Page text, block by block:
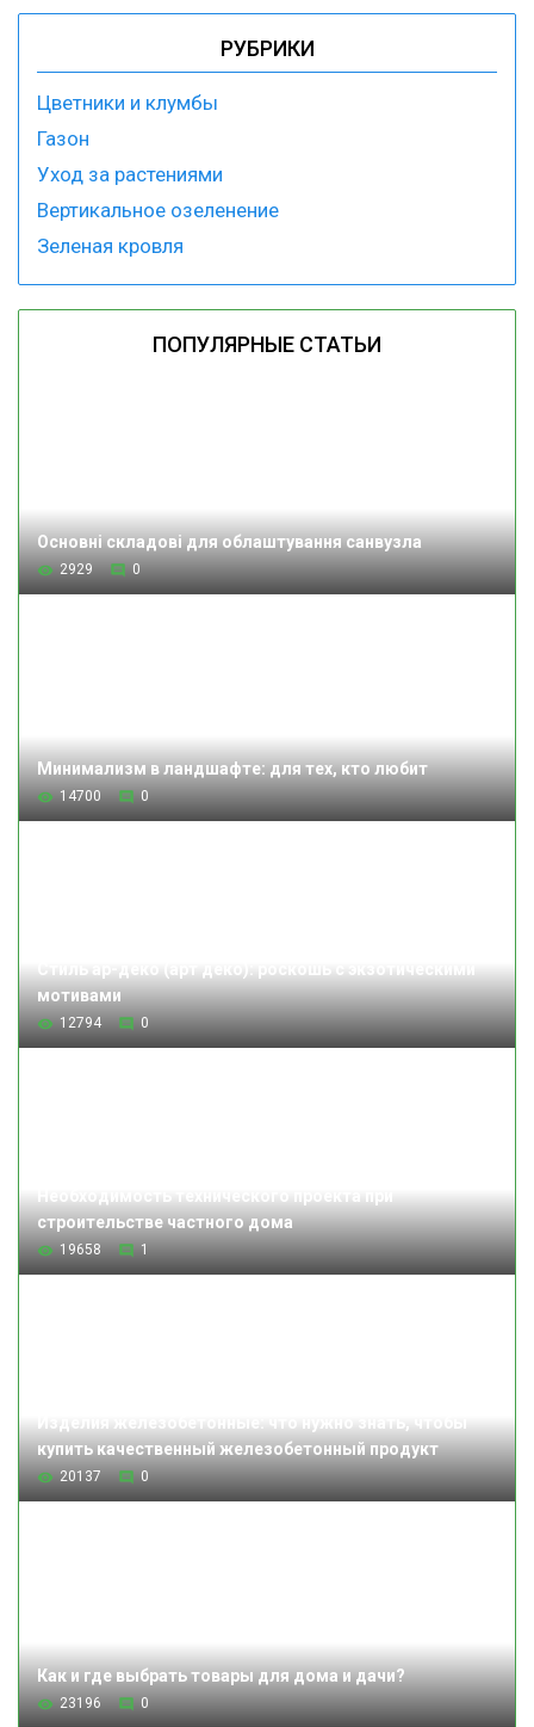
РУБРИКИ
Цветники и клумбы
Газон
Уход за растениями
Вертикальное озеленение
Зеленая кровля
ПОПУЛЯРНЫЕ СТАТЬИ
Основні складові для облаштування санвузла
2929 0
Минимализм в ландшафте: для тех, кто любит
14700 0
мотивами
12794 0
строительстве частного дома
19658 1
купить качественный железобетонный продукт
20137 0
Как и где выбрать товары для дома и дачи?
23196 0